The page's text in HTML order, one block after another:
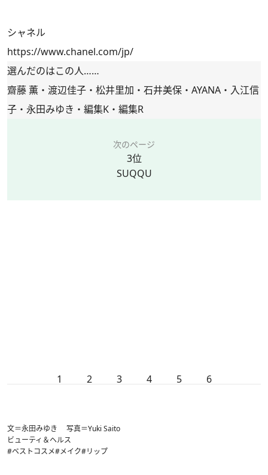
シャネル
https://www.chanel.com/jp/
選んだのはこの人……
齋藤 薫・渡辺佳子・松井里加・石井美保・AYANA・入江信
子・永田みゆき・編集K・編集R
次のページ
3位
SUQQU
1 2 3 4 5 6
文＝永田みゆき 写真＝Yuki Saito
ビューティ＆ヘルス
#ベストコスメ#メイク#リップ